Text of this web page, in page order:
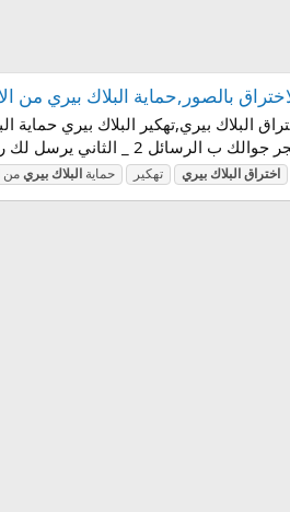
بالصور,حماية البلاك بيري من
البلاك بيري,تهكير البلاك بيري حماية
اختراقالبلاك بيري تهكير حماية البلاك بيريمن